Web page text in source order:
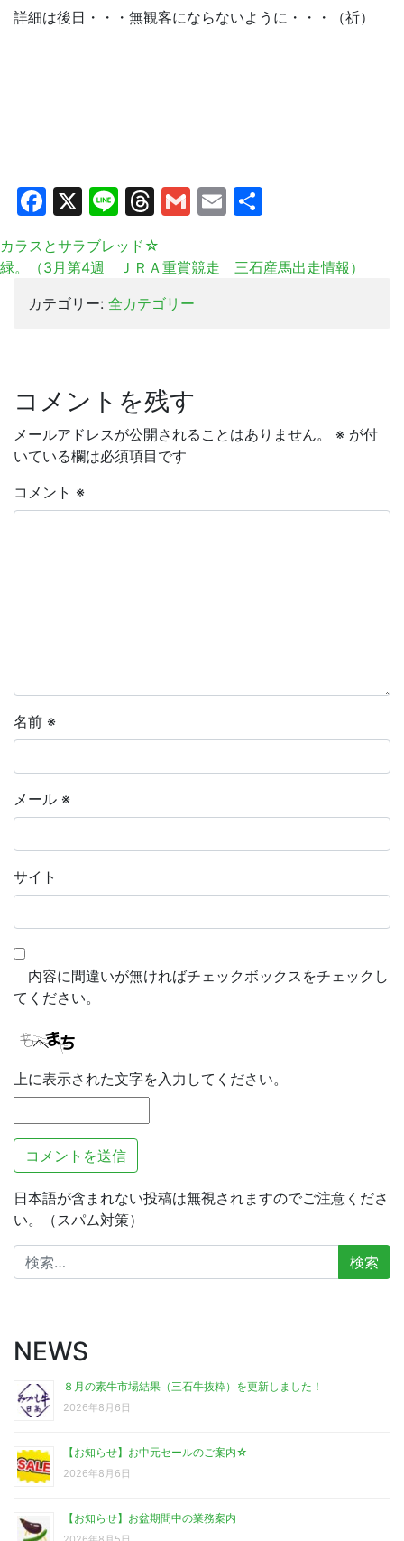
詳細は後日・・・無観客にならないように・・・（祈）
Facebook
X LineThreads
Gmail
Email
カラスとサラブレッド☆
緑。（3月第4週 ＪＲＡ重賞競走 三石産馬出走情報）
カテゴリー: 全カテゴリー
コメントを残す
メールアドレスが公開されることはありません。 ※ が付
いている欄は必須項目です
コメント ※
名前 ※
メール ※
サイト
内容に間違いが無ければチェックボックスをチェックし
てください。
上に表示された文字を入力してください。
日本語が含まれない投稿は無視されますのでご注意くださ
い。（スパム対策）
検
索:
NEWS
８月の素牛市場結果（三石牛抜粋）を更新しました！
2026年8月6日
【お知らせ】お中元セールのご案内☆
2026年8月6日
【お知らせ】お盆期間中の業務案内